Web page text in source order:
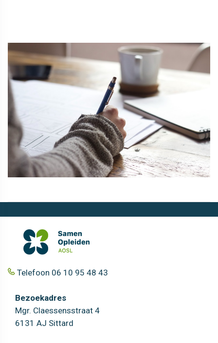
Telefoon 06 10 95 48 43
Bezoekadres
Mgr. Claessensstraat 4
6131 AJ Sittard